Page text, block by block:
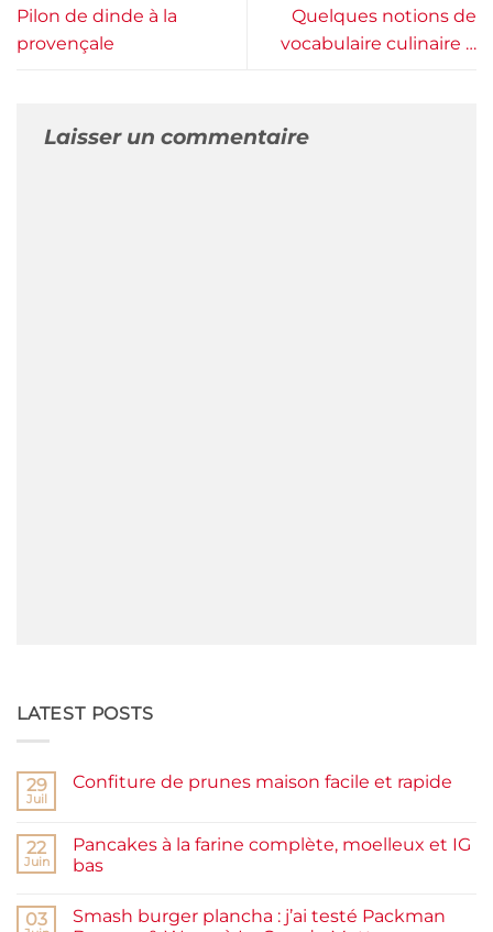
Pilon de dinde à la
provençale
Quelques notions de
vocabulaire culinaire …
Laisser un commentaire
LATEST POSTS
29
Juil
Confiture de prunes maison facile et rapide
Confiture
de
prunes
et
22
Juin
Pancakes à la farine complète, moelleux et IG
bas
sur
03
Smash burger plancha : j’ai testé Packman